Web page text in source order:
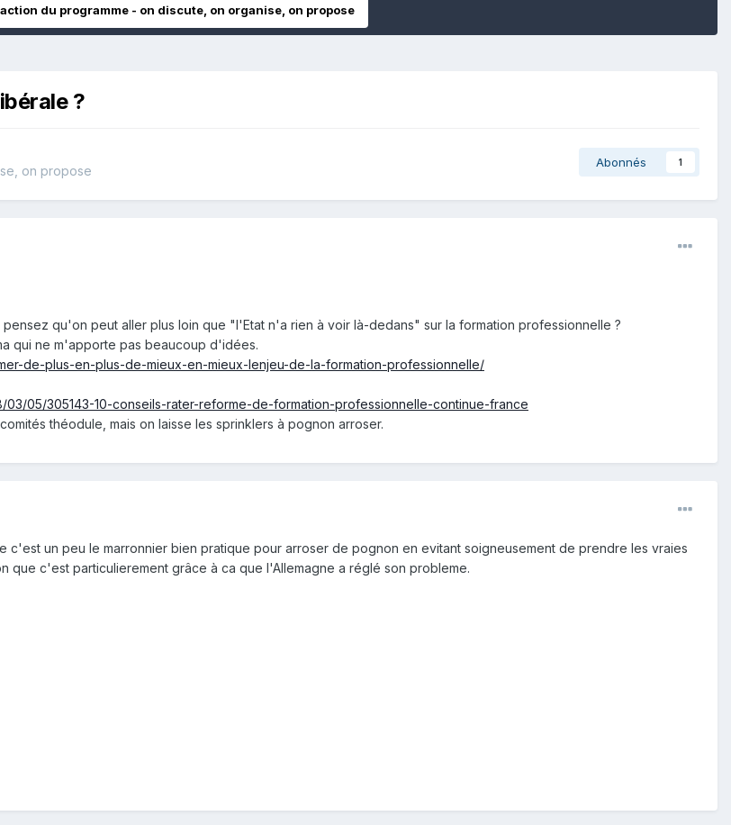
du programme - on discute, on organise, on propose
?
on propose
Abonnés 1
qu'on peut aller plus loin que "l'Etat n'a rien à voir là-dedans" sur la formation professionnelle ?
qui ne m'apporte pas beaucoup d'idées.
de-plus-en-plus-de-mieux-en-mieux-lenjeu-de-la-formation-professionnelle/
03/05/305143-10-conseils-rater-reforme-de-formation-professionnelle-continue-france
théodule, mais on laisse les sprinklers à pognon arroser.
c'est un peu le marronnier bien pratique pour arroser de pognon en evitant soigneusement de prendre les vraies
que c'est particulierement grâce à ca que l'Allemagne a réglé son probleme.